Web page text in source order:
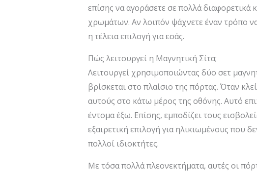
επίσης να αγοράσετε σε πολλά διαφορετικά
χρωμάτων. Αν λοιπόν ψάχνετε έναν τρόπο
η τέλεια επιλογή για εσάς.
Πώς λειτουργεί η Μαγνητική Σίτα;
Λειτουργεί χρησιμοποιώντας δύο σετ
βρίσκεται στο πλαίσιο της πόρτας. Όταν
αυτούς στο κάτω μέρος της οθόνης. Αυτό
έντομα έξω. Επίσης, εμποδίζει τους
εξαιρετική επιλογή για ηλικιωμένους που
πολλοί ιδιοκτήτες.
Με τόσα πολλά πλεονεκτήματα, αυτές οι